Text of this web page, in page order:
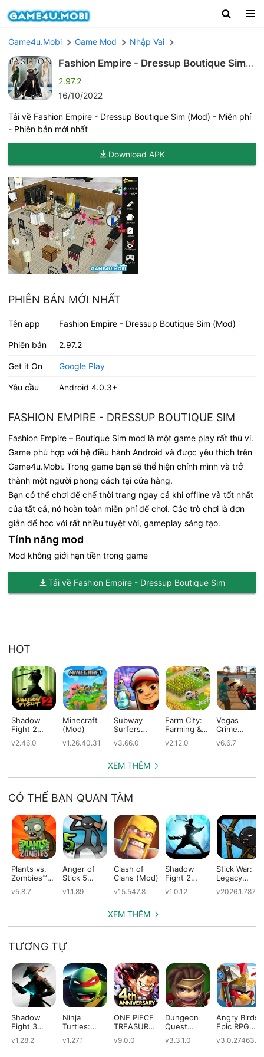
Game4u.Mobi Game Mod Nhập Vai
Fashion Empire - Dressup Boutique Sim
2.97.2
16/10/2022
Tải về Fashion Empire - Dressup Boutique Sim (Mod) - Miễn phí
- Phiên bản mới nhất
Download APK
PHIÊN BẢN MỚI NHẤT
Tên app Fashion Empire - Dressup Boutique Sim (Mod)
Phiên bản 2.97.2
Get it On Google Play
Yêu cầu Android 4.0.3+
FASHION EMPIRE - DRESSUP BOUTIQUE SIM
Fashion Empire – Boutique Sim mod là một game play rất thú vị.
Game phù hợp với hệ điều hành Android và được yêu thích trên
Game4u.Mobi. Trong game bạn sẽ thể hiện chính mình và trở
thành một người phong cách tại cửa hàng.
Bạn có thể chơi đế chế thời trang ngay cả khi offline và tốt nhất
của tất cả, nó hoàn toàn miễn phí để chơi. Các trò chơi là đơn
giản để học với rất nhiều tuyệt vời, gameplay sáng tạo.
Tính năng mod
Mod không giới hạn tiền trong game
Tải về Fashion Empire - Dressup Boutique Sim
HOT
Shadow
Fight 2
v2.46.0
Minecraft
(Mod)
v1.26.40.31
Subway
Surfers
v3.66.0
Farm City:
Farming &
(Mod)
v2.12.0
Vegas
Crime
(Mod)
v6.6.7
XEM THÊM
CÓ THỂ BẠN QUAN TÂM
Plants vs.
Zombies™
v5.8.7
Anger of
Stick 5
v1.1.89
Clash of
Clans (Mod)
v15.547.8
Shadow
Fight 2
Edition
v1.0.12
Stick War:
Legacy
v2026.1.787
XEM THÊM
TƯƠNG TỰ
Shadow
Fight 3
v1.28.2
Ninja
Turtles:
(Mod)
v1.27.1
ONE PIECE
TREASURE
(Mod)
v9.0.0
Dungeon
Quest
v3.3.1.0
Angry Birds
Epic RPG